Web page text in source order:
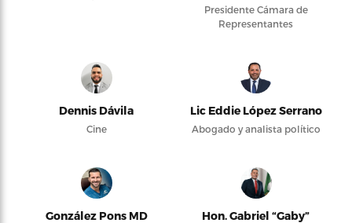
Presidente Cámara de
Representantes
Dennis Dávila
Cine
Lic Eddie López Serrano
Abogado y analista político
González Pons MD
Hon. Gabriel “Gaby”